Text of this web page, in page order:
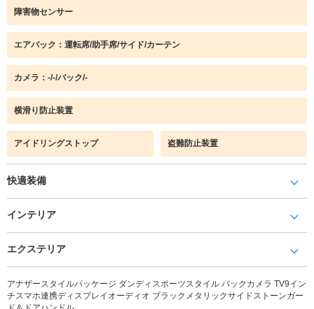
障害物センサー
エアバック：運転席/助手席/サイド/カーテン
カメラ：-/-/バック/-
横滑り防止装置
アイドリングストップ 盗難防止装置
快適装備
インテリア
エクステリア
アナザースタイルパッケージ ダンディスポーツスタイル バックカメラ TV9イン
チスマホ連携ディスプレイオーディオ ブラックメタリックサイドストーンガー